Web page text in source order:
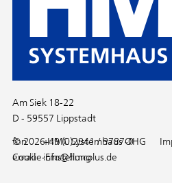
Am Siek 18-22
D - 59557 Lippstadt
fon
+49 (0)2941 / 9787-0
email
info@hmcplus.de
© 2026 HMC Systemhaus OHG
Cookie-Einstellung